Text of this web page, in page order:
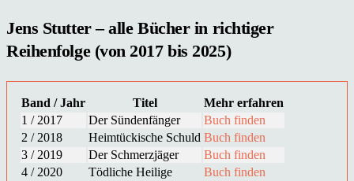
Jens Stutter – alle Bücher in richtiger
Reihenfolge (von 2017 bis 2025)
Band / Jahr Titel
Mehr erfahren
1 / 2017
Der Sündenfänger
Buch finden
2 / 2018
Heimtückische Schuld Buch finden
3 / 2019
Der Schmerzjäger
Buch finden
4 / 2020
Tödliche Heilige
Buch finden